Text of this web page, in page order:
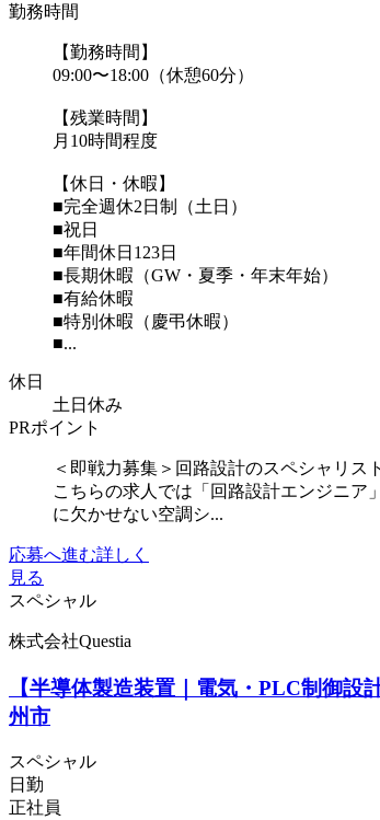
勤務時間
【勤務時間】
09:00〜18:00（休憩60分）
【残業時間】
月10時間程度
【休日・休暇】
■完全週休2日制（土日）
■祝日
■年間休日123日
■長期休暇（GW・夏季・年末年始）
■有給休暇
■特別休暇（慶弔休暇）
■...
休日
土日休み
PRポイント
＜即戦力募集＞回路設計のスペシャリス
こちらの求人では「回路設計エンジニ
に欠かせない空調シ...
応募へ進む詳しく
見る
スペシャル
株式会社Questia
【半導体製造装置｜電気・PLC制御
州市
スペシャル
日勤
正社員